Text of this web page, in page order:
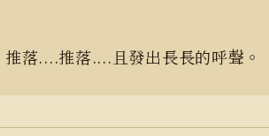
推落....推落....且發出長長的呼聲。